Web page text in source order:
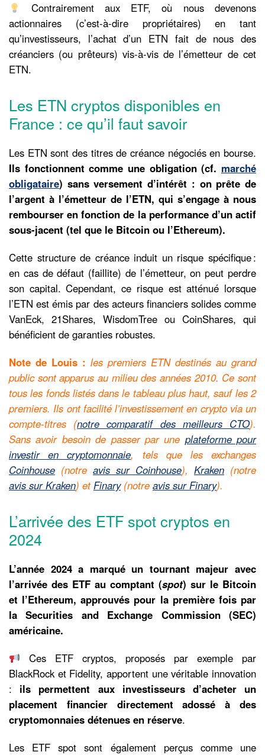
Contrairement aux ETF, où nous devenons
actionnaires (c’est-à-dire propriétaires) en tant
qu’investisseurs, l’achat d’un ETN fait de nous des
créanciers (ou prêteurs) vis-à-vis de l’émetteur de cet
ETN.
Les ETN cryptos disponibles en
France : ce qu’il faut savoir
Les ETN sont des titres de créance négociés en bourse.
Ils fonctionnent comme une obligation (cf. marché
obligataire) sans versement d’intérêt : on prête de
l’argent à l’émetteur de l’ETN, qui s’engage à nous
rembourser en fonction de la performance d’un actif
sous-jacent (tel que le Bitcoin ou l’Ethereum).
Cette structure de créance induit un risque spécifique :
en cas de défaut (faillite) de l’émetteur, on peut perdre
son capital. Cependant, ce risque est atténué lorsque
l’ETN est émis par des acteurs financiers solides comme
VanEck, 21Shares, WisdomTree ou CoinShares, qui
bénéficient de garanties robustes.
Note de Louis : les premiers ETN destinés au grand
public sont apparus au milieu des années 2010. Ce sont
tous les fonds listés dans le tableau plus haut, sauf les 2
premiers. Ils ont facilité l’investissement en crypto via un
compte-titres (notre comparatif des meilleurs CTO).
Sans avoir besoin de passer par une plateforme pour
investir en cryptomonnaie, tels que les exchanges
Coinhouse (notre avis sur Coinhouse), Kraken (notre
avis sur Kraken) etFinary(notre avis sur Finary).
L’arrivée des ETF spot cryptos en
2024
L’année 2024 a marqué un tournant majeur avec
l’arrivée des ETF au comptant (spot) sur le Bitcoin
et l’Ethereum, approuvés pour la première fois par
la Securities and Exchange Commission (SEC)
américaine.
Ces ETF cryptos, proposés par exemple par
BlackRock et Fidelity, apportent une véritable innovation
: ils permettent aux investisseurs d’acheter un
placement financier directement adossé à des
cryptomonnaies détenues en réserve.
Les ETF spot sont également perçus comme une